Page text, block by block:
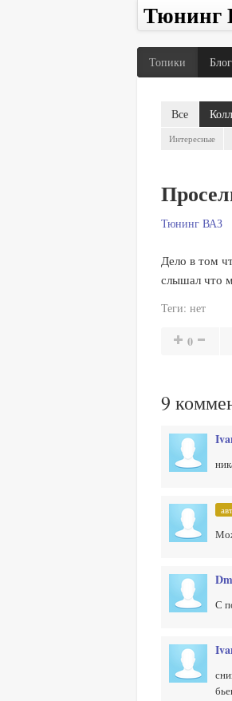
Тюнинг
Топики
Все
Интересные
Тюнинг ВАЗ
Дело в том
слышал что
Теги: нет
0
9
С